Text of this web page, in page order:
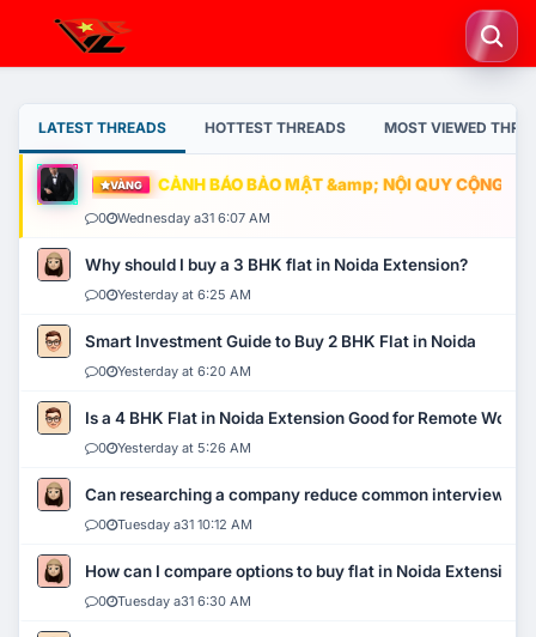
LATEST THREADS HOTTEST THREADS MOST VIEWED
VÀNG CẢNH BÁO BẢO MẬT &amp; NỘI QUY CỘNG
0 Wednesday a31 6:07 AM
Why should I buy a 3 BHK flat in Noida Extension?
0 Yesterday at 6:25 AM
Smart Investment Guide to Buy 2 BHK Flat in Noida
0 Yesterday at 6:20 AM
Is a 4 BHK Flat in Noida Extension Good for Remote Work?
0 Yesterday at 5:26 AM
Can researching a company reduce common interview
0 Tuesday a31 10:12 AM
How can I compare options to buy flat in Noida Extension?
0 Tuesday a31 6:30 AM